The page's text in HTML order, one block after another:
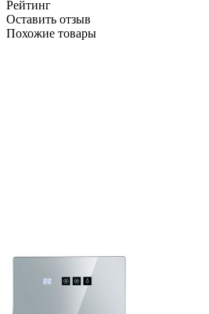
Рейтинг
Оставить отзыв
Похожие товары